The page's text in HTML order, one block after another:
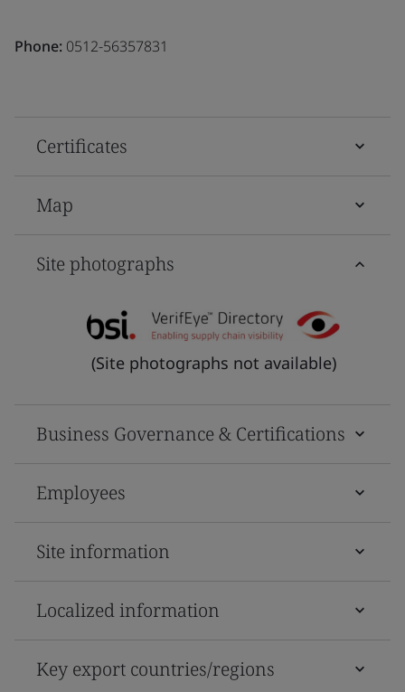
Phone: 0512-56357831
Certificates
Map
Site photographs
(Site photographs not available)
Business Governance & Certifications
Employees
Site information
Localized information
Key export countries/regions